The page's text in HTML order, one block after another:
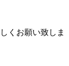
くお願い致しま